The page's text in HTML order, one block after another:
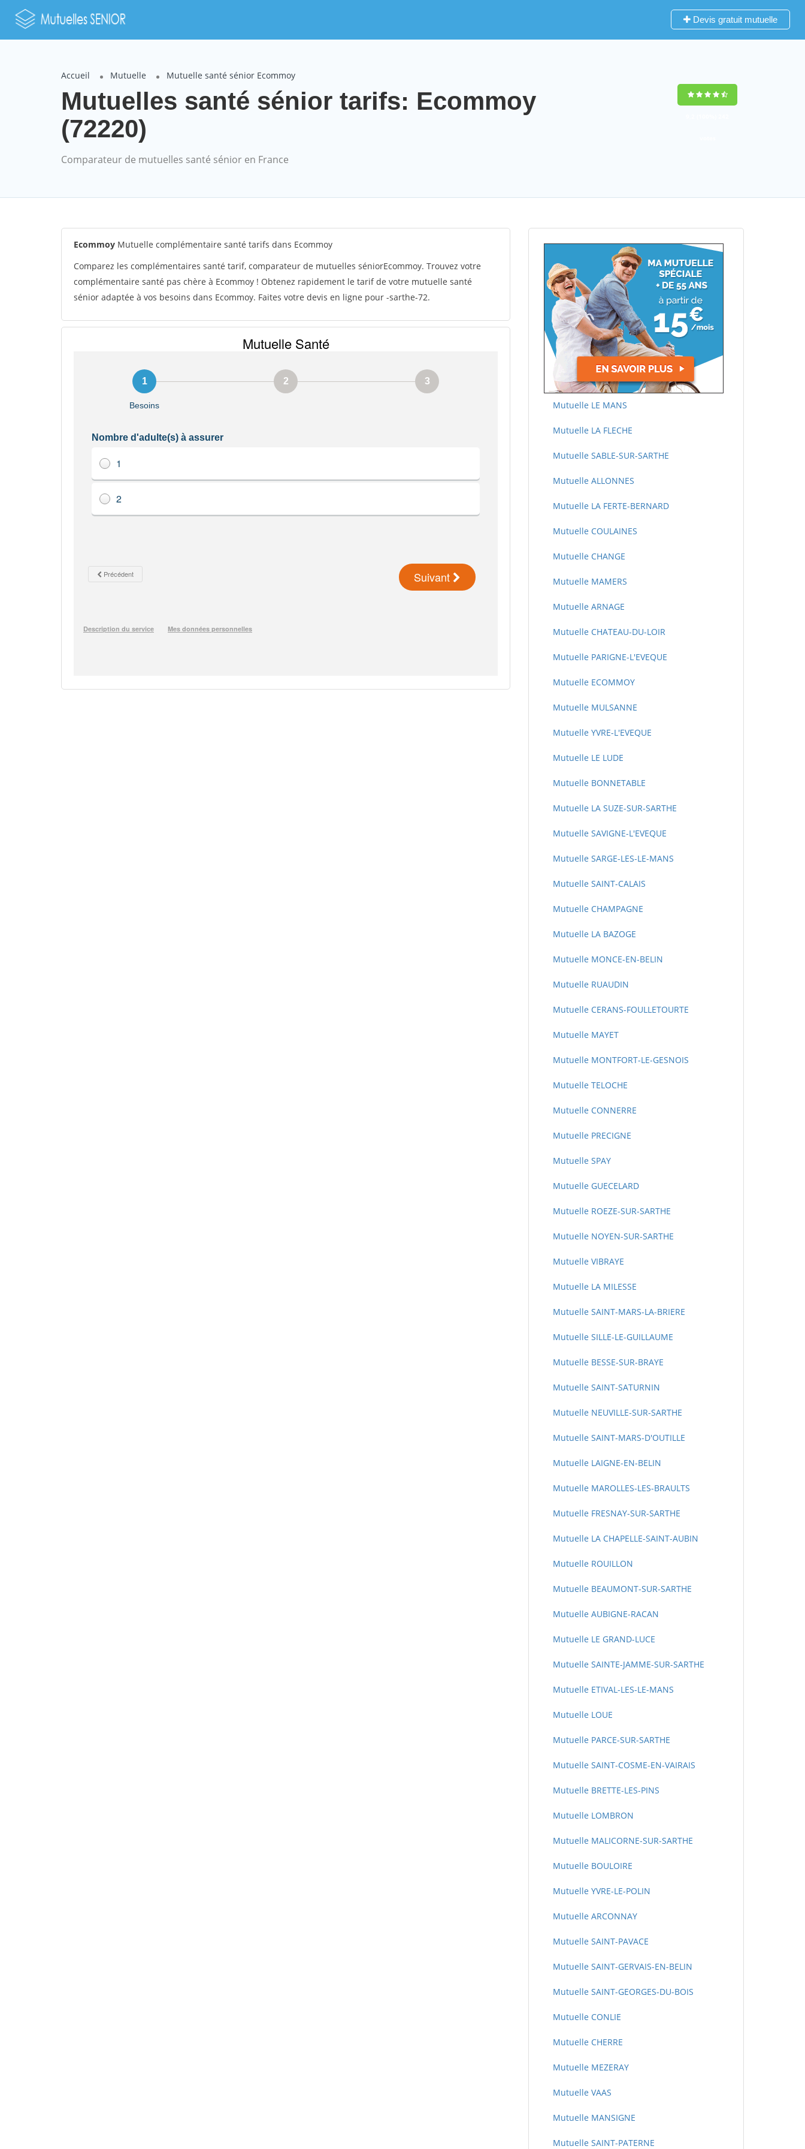
Devis gratuit mutuelle
Accueil Mutuelle Mutuelle santé sénior Ecommoy
Mutuelles santé sénior tarifs: Ecommoy
(72220)
Comparateur de mutuelles santé sénior en France
Ecommoy Mutuelle complémentaire santé tarifs dans Ecommoy
Comparez les complémentaires santé tarif, comparateur de mutuelles séniorEcommoy. Trouvez votre
complémentaire santé pas chère à Ecommoy ! Obtenez rapidement le tarif de votre mutuelle santé
sénior adaptée à vos besoins dans Ecommoy. Faites votre devis en ligne pour -sarthe-72.
Mutuelle LE MANS
Mutuelle LA FLECHE
Mutuelle SABLE-SUR-SARTHE
Mutuelle ALLONNES
Mutuelle LA FERTE-BERNARD
Mutuelle COULAINES
Mutuelle CHANGE
Mutuelle MAMERS
Mutuelle ARNAGE
Mutuelle CHATEAU-DU-LOIR
Mutuelle PARIGNE-L'EVEQUE
Mutuelle ECOMMOY
Mutuelle MULSANNE
Mutuelle YVRE-L'EVEQUE
Mutuelle LE LUDE
Mutuelle BONNETABLE
Mutuelle LA SUZE-SUR-SARTHE
Mutuelle SAVIGNE-L'EVEQUE
Mutuelle SARGE-LES-LE-MANS
Mutuelle SAINT-CALAIS
Mutuelle CHAMPAGNE
Mutuelle LA BAZOGE
Mutuelle MONCE-EN-BELIN
Mutuelle RUAUDIN
Mutuelle CERANS-FOULLETOURTE
Mutuelle MAYET
Mutuelle MONTFORT-LE-GESNOIS
Mutuelle TELOCHE
Mutuelle CONNERRE
Mutuelle PRECIGNE
Mutuelle SPAY
Mutuelle GUECELARD
Mutuelle ROEZE-SUR-SARTHE
Mutuelle NOYEN-SUR-SARTHE
Mutuelle VIBRAYE
Mutuelle LA MILESSE
Mutuelle SAINT-MARS-LA-BRIERE
Mutuelle SILLE-LE-GUILLAUME
Mutuelle BESSE-SUR-BRAYE
Mutuelle SAINT-SATURNIN
Mutuelle NEUVILLE-SUR-SARTHE
Mutuelle SAINT-MARS-D'OUTILLE
Mutuelle LAIGNE-EN-BELIN
Mutuelle MAROLLES-LES-BRAULTS
Mutuelle FRESNAY-SUR-SARTHE
Mutuelle LA CHAPELLE-SAINT-AUBIN
Mutuelle ROUILLON
Mutuelle BEAUMONT-SUR-SARTHE
Mutuelle AUBIGNE-RACAN
Mutuelle LE GRAND-LUCE
Mutuelle SAINTE-JAMME-SUR-SARTHE
Mutuelle ETIVAL-LES-LE-MANS
Mutuelle LOUE
Mutuelle PARCE-SUR-SARTHE
Mutuelle SAINT-COSME-EN-VAIRAIS
Mutuelle BRETTE-LES-PINS
Mutuelle LOMBRON
Mutuelle MALICORNE-SUR-SARTHE
Mutuelle BOULOIRE
Mutuelle YVRE-LE-POLIN
Mutuelle ARCONNAY
Mutuelle SAINT-PAVACE
Mutuelle SAINT-GERVAIS-EN-BELIN
Mutuelle SAINT-GEORGES-DU-BOIS
Mutuelle CONLIE
Mutuelle CHERRE
Mutuelle MEZERAY
Mutuelle VAAS
Mutuelle MANSIGNE
Mutuelle SAINT-PATERNE